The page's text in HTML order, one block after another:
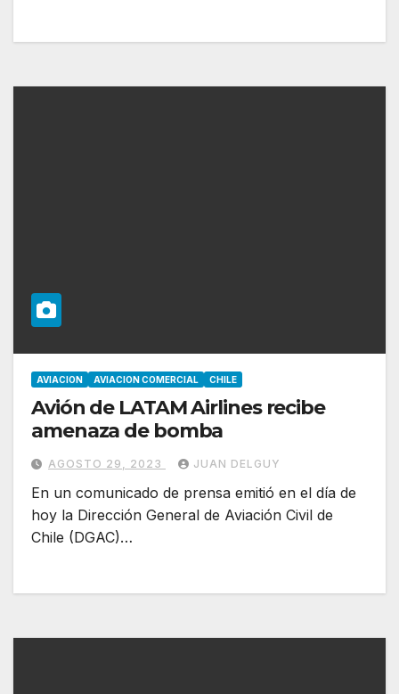
AVIACION AVIACION COMERCIAL CHILE
Avión de LATAM Airlines recibe
amenaza de bomba
AGOSTO 29, 2023 JUAN DELGUY
En un comunicado de prensa emitió en el día de
hoy la Dirección General de Aviación Civil de
Chile (DGAC)…